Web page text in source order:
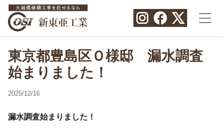
東京都豊島区Ｏ様邸 漏水調査
始まりました！
2025/12/16
漏水調査始まりました！